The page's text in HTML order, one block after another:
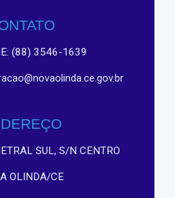
(88) 3546-1639
SUL, S/N CENTRO
OLINDA/CE